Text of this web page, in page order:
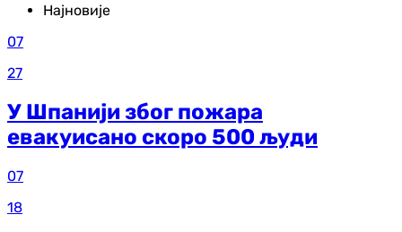
Најновије
07
27
У Шпанији због пожара
евакуисано скоро 500 људи
07
18